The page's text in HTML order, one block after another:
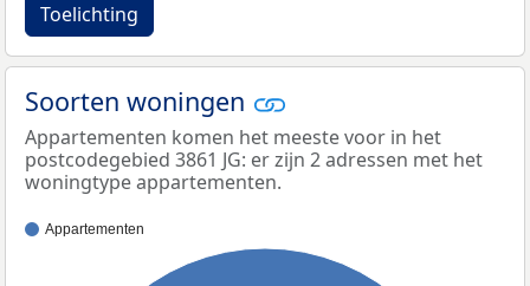
Toelichting
Soorten woningen
Appartementen komen het meeste voor in het
postcodegebied 3861 JG: er zijn 2 adressen met het
woningtype appartementen.
Appartementen